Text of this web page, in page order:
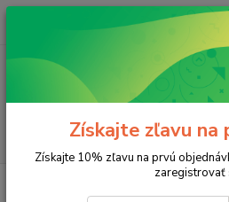
(Po-Pia, 8-17 hod.)
Získajte zľavu na
Získajte 10% zľavu na prvú
zaregistrovať